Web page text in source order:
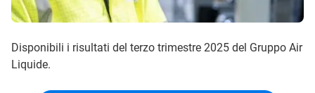
Disponibili i risultati del terzo trimestre 2025 del Gruppo Air
Liquide.